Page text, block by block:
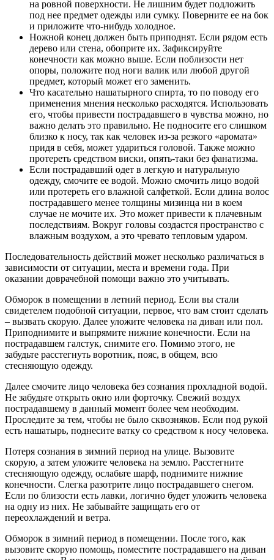
на ровной поверхности. Не лишним будет подложить
под нее предмет одежды или сумку. Поверните ее на бок
и приложите что-нибудь холодное.
Ножной конец должен быть приподнят. Если рядом есть
дерево или стена, обоприте их. Зафиксируйте
конечности как можно выше. Если поблизости нет
опоры, положите под ноги валик или любой другой
предмет, который может его заменить.
Что касательно нашатырного спирта, то по поводу его
применения мнения несколько расходятся. Использовать
его, чтобы привести пострадавшего в чувства можно, но
важно делать это правильно. Не подносите его слишком
близко к носу, так как человек из-за резкого «аромата»
придя в себя, может удариться головой. Также можно
протереть средством виски, опять-таки без фанатизма.
Если пострадавший одет в легкую и натуральную
одежду, смочите ее водой. Можно смочить лицо водой
или протереть его влажной салфеткой. Если длина волос
пострадавшего менее толщины мизинца ни в коем
случае не мочите их. Это может привести к плачевным
последствиям. Вокруг головы создастся пространство с
влажным воздухом, а это чревато тепловым ударом.
Последовательность действий может несколько различаться в
зависимости от ситуации, места и времени года. При
оказании доврачебной помощи важно это учитывать.
Обморок в помещении в летний период. Если вы стали
свидетелем подобной ситуации, первое, что вам стоит сделать
– вызвать скорую. Далее уложите человека на диван или пол.
Приподнимите и выпрямите нижние конечности. Если на
пострадавшем галстук, снимите его. Помимо этого, не
забудьте расстегнуть воротник, пояс, в общем, всю
стесняющую одежду.
Далее смочите лицо человека без сознания прохладной водой.
Не забудьте открыть окно или форточку. Свежий воздух
пострадавшему в данный момент более чем необходим.
Проследите за тем, чтобы не было сквозняков. Если под рукой
есть нашатырь, поднесите ватку со средством к носу человека.
Потеря сознания в зимний период на улице. Вызовите
скорую, а затем уложите человека на землю. Расстегните
стесняющую одежду, ослабьте шарф, поднимите нижние
конечности. Слегка разотрите лицо пострадавшего снегом.
Если по близости есть лавки, логично будет уложить человека
на одну из них. Не забывайте защищать его от
переохлаждений и ветра.
Обморок в зимний период в помещении. После того, как
вызовите скорую помощь, поместите пострадавшего на диван